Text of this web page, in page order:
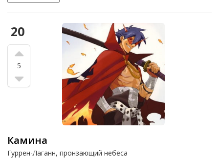
20
5
Камина
Гуррен-Лаганн, пронзающий небеса